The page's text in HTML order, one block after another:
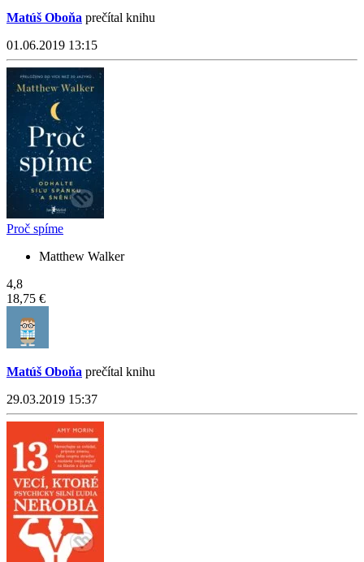
Matúš Oboňa prečítal knihu
01.06.2019 13:15
Proč spíme
Matthew Walker
4,8
18,75 €
Matúš Oboňa prečítal knihu
29.03.2019 15:37